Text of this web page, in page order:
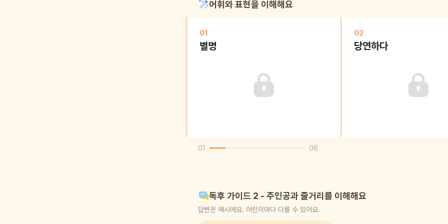
어휘와 표현을 이해해요
01
별명
02
당연하다
01 06
독후 가이드 2 - 주인공과 줄거리를 이해해요
답변은 예시에요. 어린이마다 다를 수 있어요.